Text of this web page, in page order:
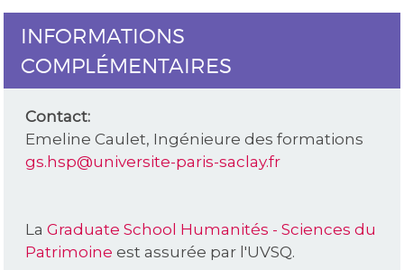
INFORMATIONS
COMPLÉMENTAIRES
Contact:
Emeline Caulet, Ingénieure des formations
gs.hsp@universite-paris-saclay.fr
LaGraduate School Humanités - Sciences du
Patrimoineest assurée par l'UVSQ.